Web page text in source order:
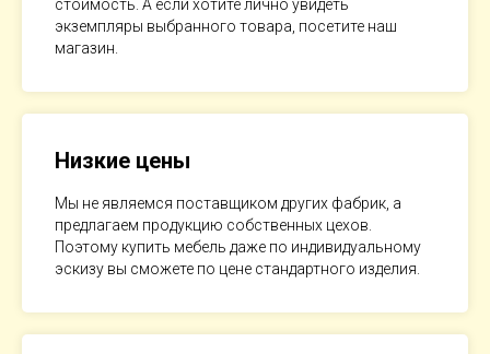
стоимость. А если хотите лично увидеть
экземпляры выбранного товара, посетите наш
магазин.
Низкие цены
Мы не являемся поставщиком других фабрик, а
предлагаем продукцию собственных цехов.
Поэтому купить мебель даже по индивидуальному
эскизу вы сможете по цене стандартного изделия.